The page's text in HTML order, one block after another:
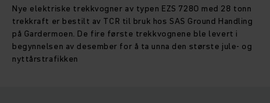
Nye elektriske trekkvogner av typen EZS 7280 med 28 tonn
trekkraft er bestilt av TCR til bruk hos SAS Ground Handling
på Gardermoen. De fire første trekkvognene ble levert i
begynnelsen av desember for å ta unna den største jule- og
nyttårstrafikken